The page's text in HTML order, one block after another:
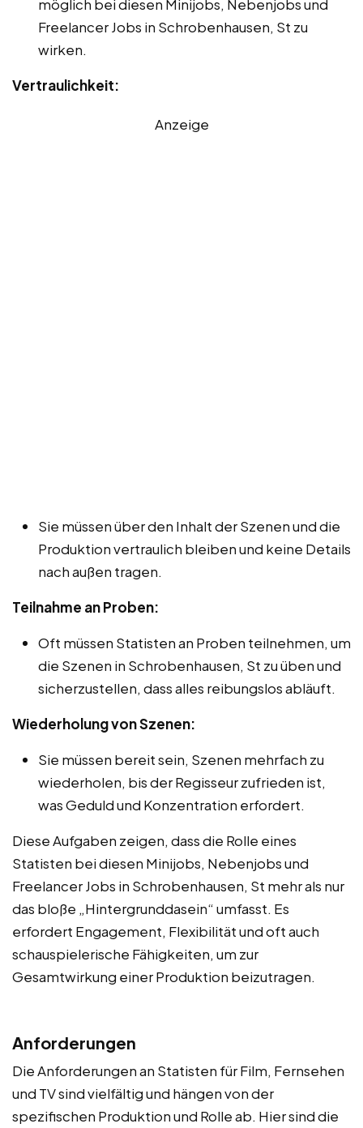
möglich bei diesen Minijobs, Nebenjobs und
Freelancer Jobs in Schrobenhausen, St zu
wirken.
Vertraulichkeit:
Anzeige
Sie müssen über den Inhalt der Szenen und die
Produktion vertraulich bleiben und keine Details
nach außen tragen.
Teilnahme an Proben:
Oft müssen Statisten an Proben teilnehmen, um
die Szenen in Schrobenhausen, St zu üben und
sicherzustellen, dass alles reibungslos abläuft.
Wiederholung von Szenen:
Sie müssen bereit sein, Szenen mehrfach zu
wiederholen, bis der Regisseur zufrieden ist,
was Geduld und Konzentration erfordert.
Diese Aufgaben zeigen, dass die Rolle eines
Statisten bei diesen Minijobs, Nebenjobs und
Freelancer Jobs in Schrobenhausen, St mehr als nur
das bloße „Hintergrunddasein“ umfasst. Es
erfordert Engagement, Flexibilität und oft auch
schauspielerische Fähigkeiten, um zur
Gesamtwirkung einer Produktion beizutragen.
Anforderungen
Die Anforderungen an Statisten für Film, Fernsehen
und TV sind vielfältig und hängen von der
spezifischen Produktion und Rolle ab. Hier sind die